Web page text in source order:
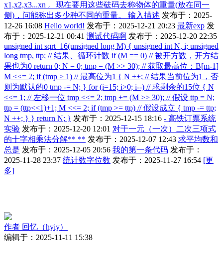
x1,x2,x3...xn 。现在要用这些砝码去称物体的重量(放在同一
侧)，问能称出多少种不同的重量。 输入描述 发布于：2025-
12-26 16:08 Hello world! 发布于：2025-12-21 20:23 最新exp 发
布于：2025-12-21 00:41 测试代码啊 发布于：2025-12-20 22:35
unsigned int sqrt_16(unsigned long M) { unsigned int N, i; unsigned
long tmp, ttp; // 结果、循环计数 if (M == 0) // 被开方数，开方结
果也为0 return 0; N = 0; tmp = (M >> 30); // 获取最高位：B[m-1]
M <<= 2; if (tmp > 1) // 最高位为1 { N ++; // 结果当前位为1，否
则为默认的0 tmp -= N; } for (i=15; i>0; i--) // 求剩余的15位 { N
<<= 1; // 左移一位 tmp <<= 2; tmp += (M >> 30); // 假设 ttp = N;
ttp = (ttp<<1)+1; M <<= 2; if (tmp >= ttp) // 假设成立 { tmp -= ttp;
N ++; } } return N; } 发布于：2025-12-15 18:16 - 高铁订票系统
实验 发布于：2025-12-20 12:01 对于一元（一次）二次三项式
的十字相乘法分解** ** 发布于：2025-12-07 12:43 求平均数和
总是 发布于：2025-12-05 20:56 我的第一条代码 发布于：
2025-11-28 23:37 统计数字位数 发布于：2025-11-27 16:54 [更
多]
作者 回忆（hyiy）
编辑于：2025-11-11 15:38